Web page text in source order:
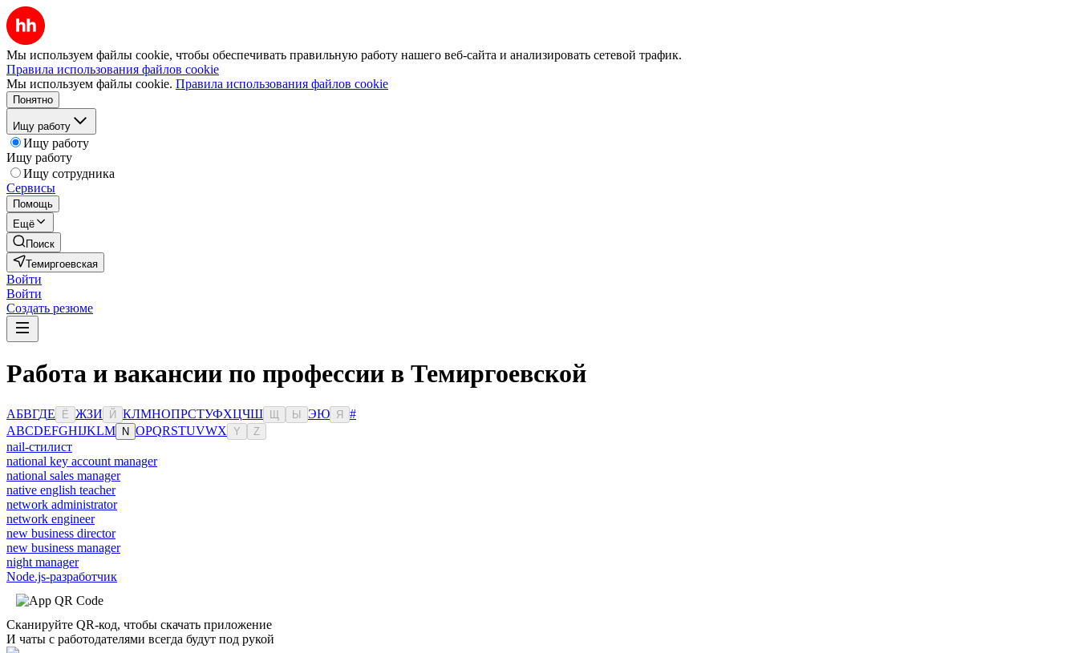
Мы используем файлы cookie, чтобы обеспечивать правильную работу нашего веб-сайта и анализировать сетевой трафик.
Правила использования файлов cookie
Мы используем файлы cookie. Правила использования файлов cookie
Понятно
Ищу работу
Ищу работу
Ищу работу
Ищу сотрудника
Сервисы
Помощь
Ещё
Поиск
Темиргоевская
Войти
Войти
Создать резюме
Работа и вакансии по профессии в Темиргоевской
АБВГДЕ Ё ЖЗИ Й КЛМНОПРСТУФХЦЧШ Ы ЭЮ Я
#
ABCDEFGHIJKLM N OPQRSTUVWX Y Z
nail-стилист
national key account manager
national sales manager
native english teacher
network administrator
network engineer
new business director
new business manager
night manager
Node.js-разработчик
Сканируйте QR-код, чтобы скачать приложение
И чаты с работодателями всегда будут под рукой